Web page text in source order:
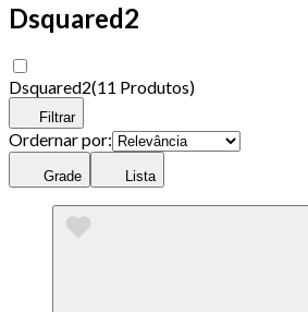
Dsquared2
Dsquared2(11 Produtos)
Filtrar
Ordernar por:
Grade Lista